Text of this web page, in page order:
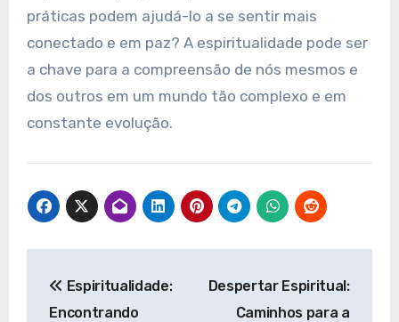
práticas podem ajudá-lo a se sentir mais
conectado e em paz? A espiritualidade pode ser
a chave para a compreensão de nós mesmos e
dos outros em um mundo tão complexo e em
constante evolução.
de
Espiritualidade:
Encontrando
Despertar Espiritual:
Caminhos para a